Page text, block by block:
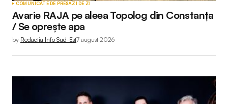
COMUNICATE DE PRESĂZI DE ZI
Avarie RAJA pe aleea Topolog din Constanța
/ Se oprește apa
by Redactia Info Sud-Est7 august 2026